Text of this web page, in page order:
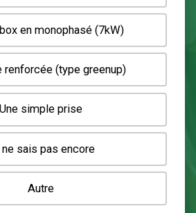
de borne souhaitez-
installer ?
wallbox en triphasé (22kW)
en monophasé (7kW)
prise renforcée (type greenup)